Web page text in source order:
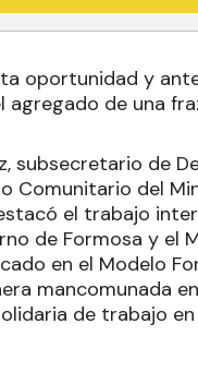
oportunidad y
agregado de una
subsecretario de
Comunitario del
el trabajo
de Formosa y el
en el Modelo
mancomunada
de trabajo